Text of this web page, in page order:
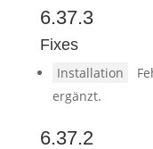
6.37.3
Fixes
Installation
ergänzt.
6.37.2